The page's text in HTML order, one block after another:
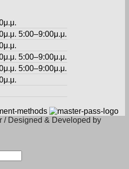
5:00–9:00μ.μ.
5:00–9:00μ.μ.
5:00–9:00μ.μ.
/ Designed & Developed by